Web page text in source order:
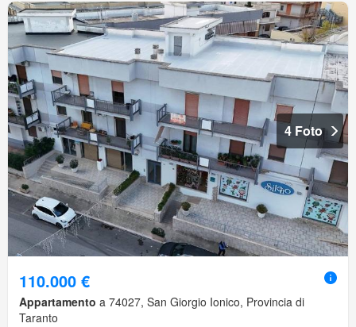
4 Foto
110.000 €
Appartamento a 74027, San Giorgio Ionico, Provincia di
Taranto